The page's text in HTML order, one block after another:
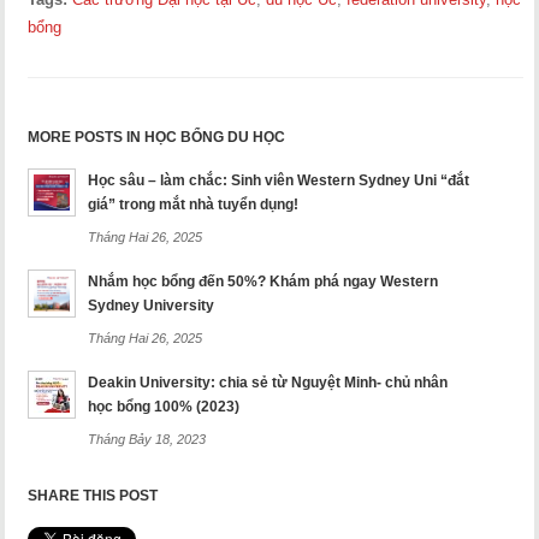
bổng
MORE POSTS IN HỌC BỔNG DU HỌC
Học sâu – làm chắc: Sinh viên Western Sydney Uni “đắt
giá” trong mắt nhà tuyển dụng!
Tháng Hai 26, 2025
Nhắm học bổng đến 50%? Khám phá ngay Western
Sydney University
Tháng Hai 26, 2025
Deakin University: chia sẻ từ Nguyệt Minh- chủ nhân
học bổng 100% (2023)
Tháng Bảy 18, 2023
SHARE THIS POST